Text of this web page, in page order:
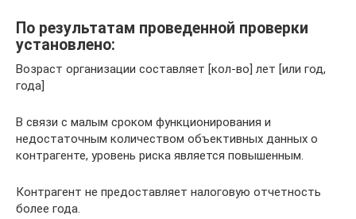
По результатам проведенной проверки
установлено:
Возраст организации составляет [кол-во] лет [или год,
года]
В связи с малым сроком функционирования и
недостаточным количеством объективных данных о
контрагенте, уровень риска является повышенным.
Контрагент не предоставляет налоговую отчетность
более года.